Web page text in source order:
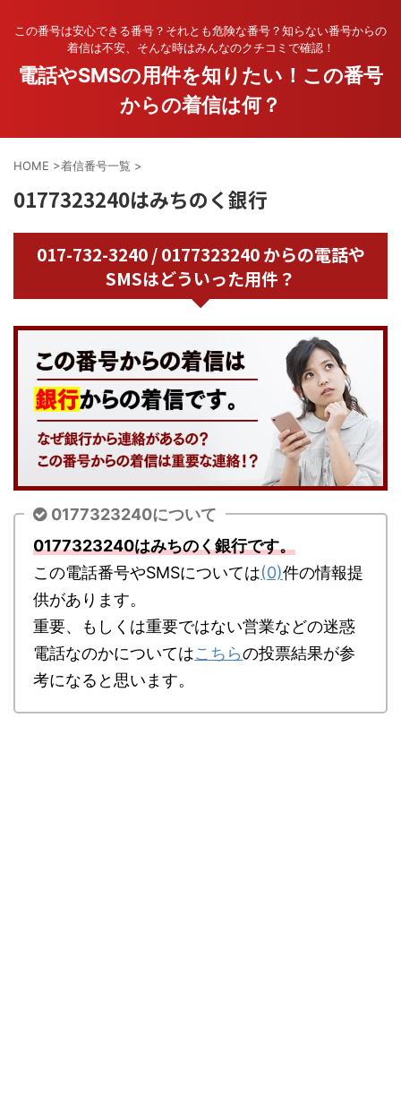
この番号は安心できる番号？それとも危険な番号？知らない番号からの
着信は不安、そんな時はみんなのクチコミで確認！
電話やSMSの用件を知りたい！この番号
からの着信は何？
HOME >着信番号一覧 >
0177323240はみちのく銀行
017-732-3240 / 0177323240 からの電話や
SMSはどういった用件？
0177323240について
0177323240はみちのく銀行です。
この電話番号やSMSについては(0)件の情報提
供があります。
重要、もしくは重要ではない営業などの迷惑
電話なのかについてはこちらの投票結果が参
考になると思います。